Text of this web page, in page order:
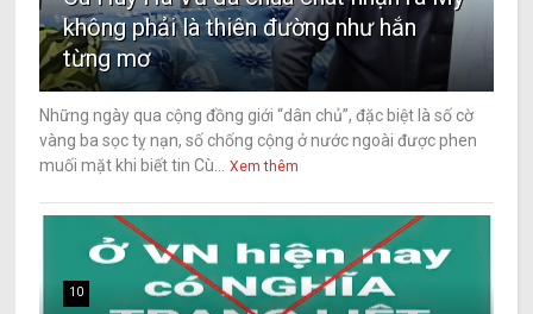
không phải là thiên đường như hắn
từng mơ
Những ngày qua cộng đồng giới “dân chủ”, đặc biệt là số cờ
vàng ba sọc tỵ nạn, số chống cộng ở nước ngoài được phen
muối mặt khi biết tin Cù...
Xem thêm
10